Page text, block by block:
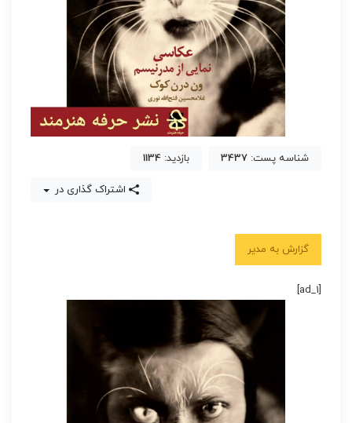
شناسه پست: 3437 بازدید: 1134
اشتراک گذاری در
گزارش به مدیر
[ad_1]